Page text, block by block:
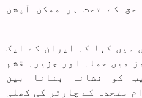
حق کے تحت ہر ممکن آپشن
میں کہا کہ ایران کے ایک
میں حملہ اور جزیرہ قشم
کو نشانہ بنانا بین
متحدہ کے چارٹر کی کھلی